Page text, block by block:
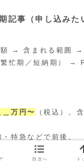
記事（申し込みた
額 → 含まれる範囲
繁忙期／短納期） →
＿万円〜
（税込）。
・特急などで前後。
〜＿＿週／繁忙期＋1
目次へ ト